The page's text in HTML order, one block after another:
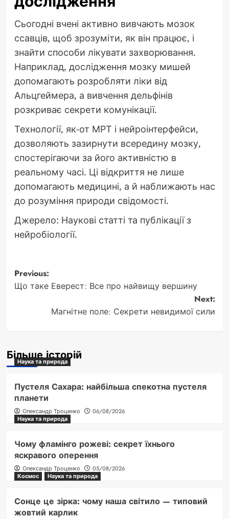
Сьогодні вчені активно вивчають мозок
ссавців, щоб зрозуміти, як він працює, і
знайти способи лікувати захворювання.
Наприклад, дослідження мозку мишей
допомагають розробляти ліки від
Альцгеймера, а вивчення дельфінів
розкриває секрети комунікації.
Технології, як-от МРТ і нейроінтерфейси,
дозволяють зазирнути всередину мозку,
спостерігаючи за його активністю в
реальному часі. Ці відкриття не лише
допомагають медицині, а й наближають нас
до розуміння природи свідомості.
Джерело: Наукові статті та публікації з
нейробіології.
Post
navigation
Previous:
Що таке Еверест: Все про найвищу вершину
Next:
Магнітне поле: Секрети невидимої сили
Більше історій
Наука та природа
Пустеля Сахара: найбільша спекотна пустеля
планети
Олександр Троценко
06/08/2026
Наука та природа
Чому фламінго рожеві: секрет їхнього
яскравого оперення
Олександр Троценко
05/08/2026
Космос
Наука та природа
Сонце це зірка: чому наша світило — типовий
жовтий карлик